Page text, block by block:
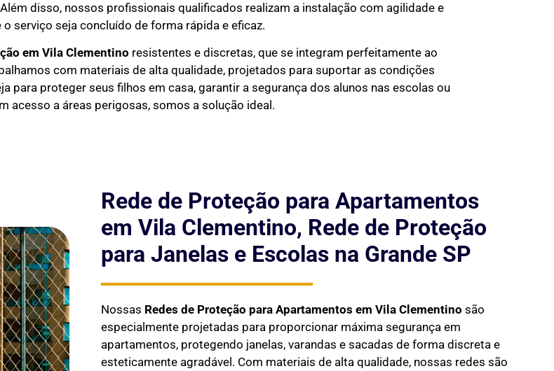
disso, nossos profissionais qualificados realizam a instalação com agilidade e
serviço seja concluído de forma rápida e eficaz.
em Vila Clementino resistentes e discretas, que se integram perfeitamente ao
com materiais de alta qualidade, projetados para suportar as condições
para proteger seus filhos em casa, garantir a segurança dos alunos nas escolas ou
acesso a áreas perigosas, somos a solução ideal.
Rede de Proteção para Apartamentos
em Vila Clementino, Rede de Proteção
para Janelas e Escolas na Grande SP
Nossas Redes de Proteção para Apartamentos em Vila Clementino são
especialmente projetadas para proporcionar máxima segurança em
apartamentos, protegendo janelas, varandas e sacadas de forma discreta e
esteticamente agradável. Com materiais de alta qualidade, nossas redes são